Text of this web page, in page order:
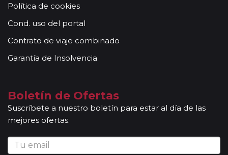
Política de cookies
Cond. uso del portal
Contrato de viaje combinado
Garantía de Insolvencia
Boletín de Ofertas
Suscríbete a nuestro boletín para estar al día de las
mejores ofertas.